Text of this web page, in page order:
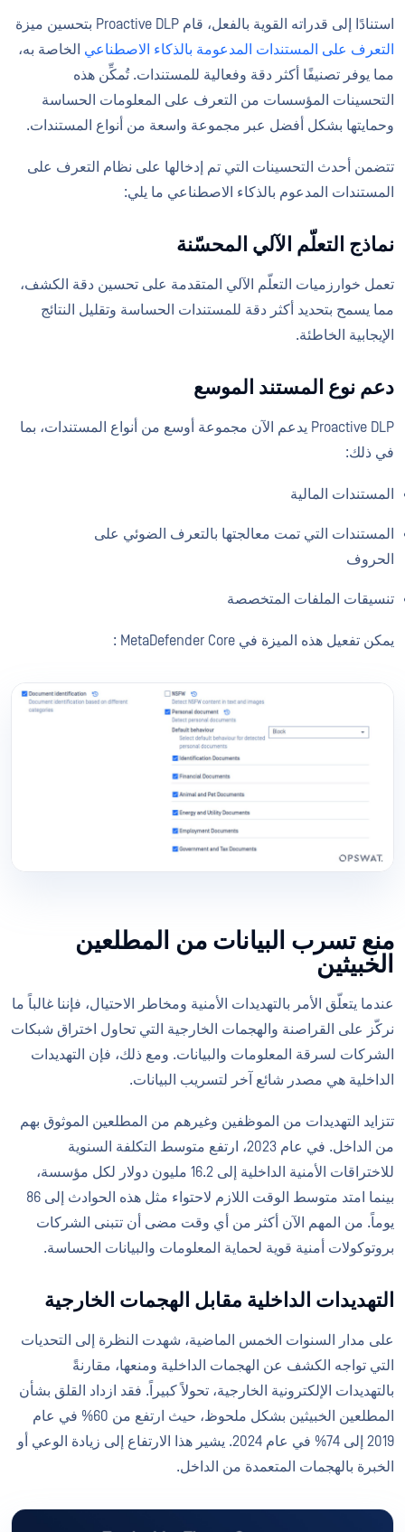
استنادًا إلى قدراته القوية بالفعل، قام Proactive DLP بتحسين ميزة
التعرف على المستندات المدعومة بالذكاء الاصطناعي الخاصة به،
مما يوفر تصنيفًا أكثر دقة وفعالية للمستندات. تُمكِّن هذه
التحسينات المؤسسات من التعرف على المعلومات الحساسة
وحمايتها بشكل أفضل عبر مجموعة واسعة من أنواع المستندات.
تتضمن أحدث التحسينات التي تم إدخالها على نظام التعرف على
المستندات المدعوم بالذكاء الاصطناعي ما يلي:
نماذج التعلّم الآلي المحسّنة
تعمل خوارزميات التعلّم الآلي المتقدمة على تحسين دقة الكشف،
مما يسمح بتحديد أكثر دقة للمستندات الحساسة وتقليل النتائج
الإيجابية الخاطئة.
دعم نوع المستند الموسع
Proactive DLP يدعم الآن مجموعة أوسع من أنواع المستندات، بما
في ذلك:
المستندات المالية
المستندات التي تمت معالجتها بالتعرف الضوئي على
الحروف
تنسيقات الملفات المتخصصة
يمكن تفعيل هذه الميزة في MetaDefender Core :
منع تسرب البيانات من المطلعين
الخبيثين
عندما يتعلّق الأمر بالتهديدات الأمنية ومخاطر الاحتيال، فإننا غالباً ما
نركّز على القراصنة والهجمات الخارجية التي تحاول اختراق شبكات
الشركات لسرقة المعلومات والبيانات. ومع ذلك، فإن التهديدات
الداخلية هي مصدر شائع آخر لتسريب البيانات.
تتزايد التهديدات من الموظفين وغيرهم من المطلعين الموثوق بهم
من الداخل. في عام 2023، ارتفع متوسط التكلفة السنوية
للاختراقات الأمنية الداخلية إلى 16.2 مليون دولار لكل مؤسسة،
بينما امتد متوسط الوقت اللازم لاحتواء مثل هذه الحوادث إلى 86
يوماً. من المهم الآن أكثر من أي وقت مضى أن تتبنى الشركات
بروتوكولات أمنية قوية لحماية المعلومات والبيانات الحساسة.
التهديدات الداخلية مقابل الهجمات الخارجية
على مدار السنوات الخمس الماضية، شهدت النظرة إلى التحديات
التي تواجه الكشف عن الهجمات الداخلية ومنعها، مقارنةً
بالتهديدات الإلكترونية الخارجية، تحولاً كبيراً. فقد ازداد القلق بشأن
المطلعين الخبيثين بشكل ملحوظ، حيث ارتفع من 60% في عام
2019 إلى 74% في عام 2024. يشير هذا الارتفاع إلى زيادة الوعي أو
الخبرة بالهجمات المتعمدة من الداخل.